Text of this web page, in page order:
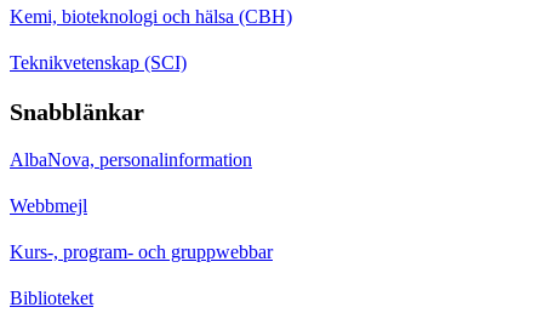
Kemi, bioteknologi och hälsa (CBH)
Teknikvetenskap (SCI)
Snabblänkar
AlbaNova, personalinformation
Webbmejl
Kurs-, program- och gruppwebbar
Biblioteket